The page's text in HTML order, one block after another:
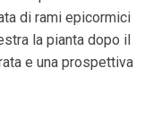
di rami epicormici
la pianta dopo il
e una prospettiva